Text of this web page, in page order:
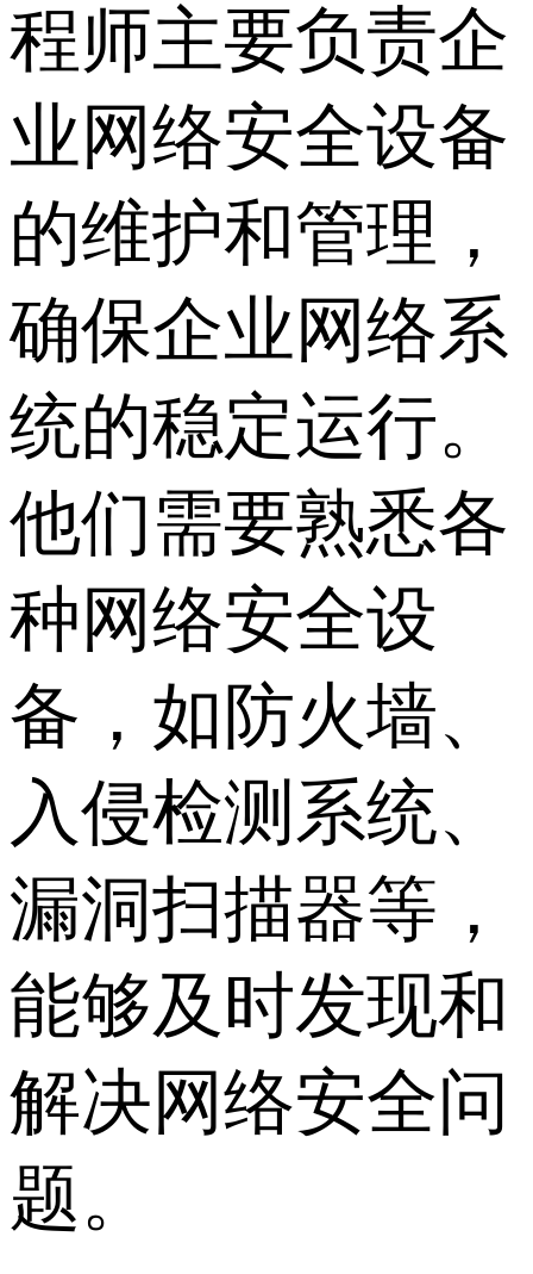
程师主要负责企
业网络安全设备
的维护和管理，
确保企业网络系
统的稳定运行。
他们需要熟悉各
种网络安全设
备，如防火墙、
入侵检测系统、
漏洞扫描器等，
能够及时发现和
解决网络安全问
题。